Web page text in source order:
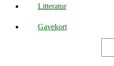
Litteratur
Gavekort